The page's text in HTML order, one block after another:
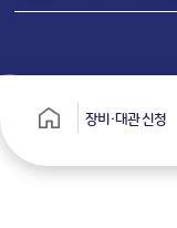
장비·대관 신청